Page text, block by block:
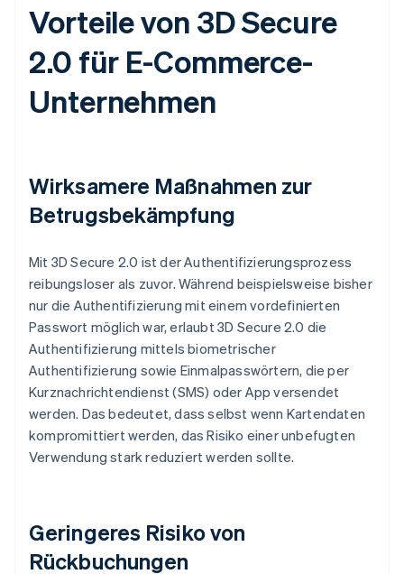
Vorteile von 3D Secure
2.0 für E-Commerce-
Unternehmen
Wirksamere Maßnahmen zur
Betrugsbekämpfung
Mit 3D Secure 2.0 ist der Authentifizierungsprozess
reibungsloser als zuvor. Während beispielsweise bisher
nur die Authentifizierung mit einem vordefinierten
Passwort möglich war, erlaubt 3D Secure 2.0 die
Authentifizierung mittels biometrischer
Authentifizierung sowie Einmalpasswörtern, die per
Kurznachrichtendienst (SMS) oder App versendet
werden. Das bedeutet, dass selbst wenn Kartendaten
kompromittiert werden, das Risiko einer unbefugten
Verwendung stark reduziert werden sollte.
Geringeres Risiko von
Rückbuchungen